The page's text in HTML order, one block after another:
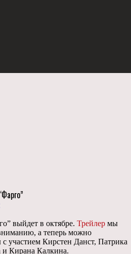
выйдет в октябре. Трейлер мы
а теперь можно
участием Кирстен Данст, Патрика
Кирана Калкина.